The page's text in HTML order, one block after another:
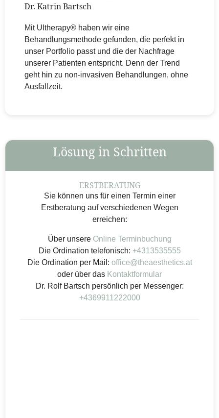
Dr. Katrin Bartsch
Mit Ultherapy® haben wir eine
Behandlungsmethode gefunden, die perfekt in
unser Portfolio passt und die der Nachfrage
unserer Patienten entspricht. Denn der Trend
geht hin zu non-invasiven Behandlungen, ohne
Ausfallzeit.
Lösung in Schritten
ERSTBERATUNG
Sie können uns für einen Termin einer
Erstberatung auf verschiedenen Wegen
erreichen:
Über unsere Online Terminbuchung
Die Ordination telefonisch: +4313535555
Die Ordination per Mail: office@theaesthetics.at
oder über das Kontaktformular
Dr. Rolf Bartsch persönlich per Messenger:
+4369911222000